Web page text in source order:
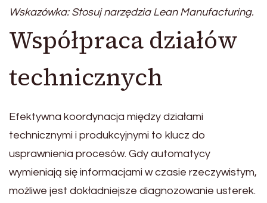
Wskazówka: Stosuj narzędzia Lean Manufacturing.
Współpraca działów
technicznych
Efektywna koordynacja między działami
technicznymi i produkcyjnymi to klucz do
usprawnienia procesów. Gdy automatycy
wymieniają się informacjami w czasie rzeczywistym,
możliwe jest dokładniejsze diagnozowanie usterek.